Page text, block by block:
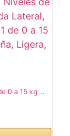
0 a 15 kg ...